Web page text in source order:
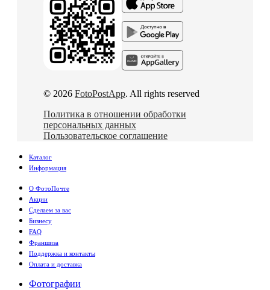
© 2026 FotoPostApp. All rights reserved
Политика в отношении обработки
персональных данных
Пользовательское соглашение
Каталог
Информация
О ФотоПочте
Акции
Сделаем за вас
Бизнесу
FAQ
Франшиза
Поддержка и контакты
Оплата и доставка
Фотографии